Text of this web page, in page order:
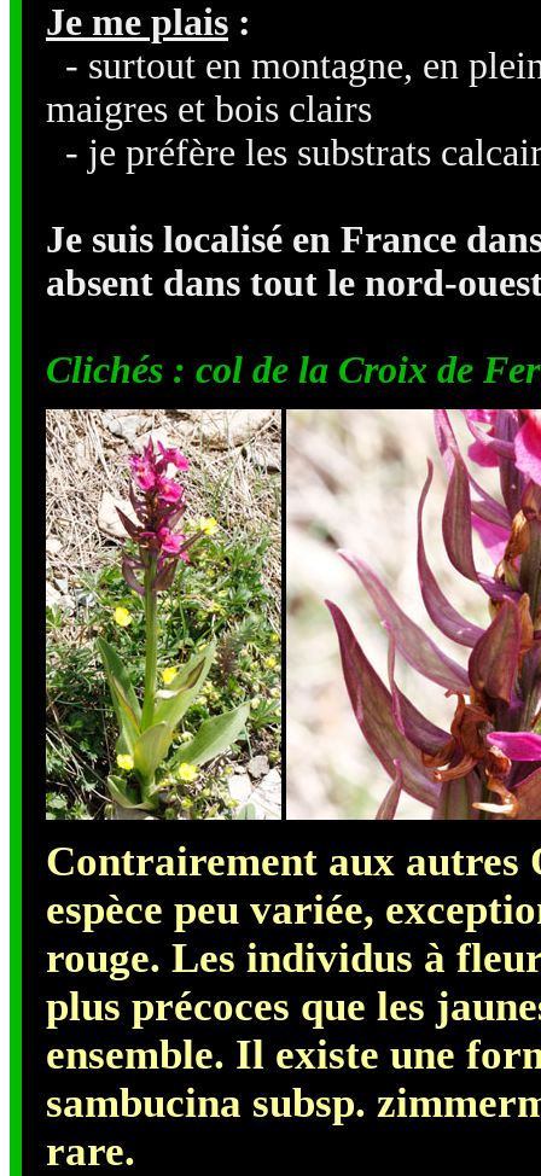
Je me plais :
- surtout en montagne, en
maigres et bois clairs
- je préfère les substrats
Je suis localisé en France
absent dans tout le nord-
Clichés : col de la Croix de
Contrairement aux autres
espèce peu variée,
rouge. Les individus à
plus précoces que les
ensemble. Il existe une
sambucina subsp.
rare.